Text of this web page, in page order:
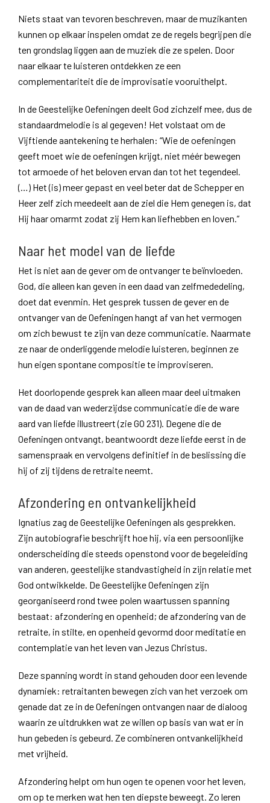
Niets staat van tevoren beschreven, maar de muzikanten
kunnen op elkaar inspelen omdat ze de regels begrijpen die
ten grondslag liggen aan de muziek die ze spelen. Door
naar elkaar te luisteren ontdekken ze een
complementariteit die de improvisatie vooruithelpt.
In de Geestelijke Oefeningen deelt God zichzelf mee, dus de
standaardmelodie is al gegeven! Het volstaat om de
Vijftiende aantekening te herhalen: “Wie de oefeningen
geeft moet wie de oefeningen krijgt, niet méér bewegen
tot armoede of het beloven ervan dan tot het tegendeel.
(…) Het (is) meer gepast en veel beter dat de Schepper en
Heer zelf zich meedeelt aan de ziel die Hem genegen is, dat
Hij haar omarmt zodat zij Hem kan liefhebben en loven.”
Naar het model van de liefde
Het is niet aan de gever om de ontvanger te beïnvloeden.
God, die alleen kan geven in een daad van zelfmededeling,
doet dat evenmin. Het gesprek tussen de gever en de
ontvanger van de Oefeningen hangt af van het vermogen
om zich bewust te zijn van deze communicatie. Naarmate
ze naar de onderliggende melodie luisteren, beginnen ze
hun eigen spontane compositie te improviseren.
Het doorlopende gesprek kan alleen maar deel uitmaken
van de daad van wederzijdse communicatie die de ware
aard van liefde illustreert (zie GO 231). Degene die de
Oefeningen ontvangt, beantwoordt deze liefde eerst in de
samenspraak en vervolgens definitief in de beslissing die
hij of zij tijdens de retraite neemt.
Afzondering en ontvankelijkheid
Ignatius zag de Geestelijke Oefeningen als gesprekken.
Zijn autobiografie beschrijft hoe hij, via een persoonlijke
onderscheiding die steeds openstond voor de begeleiding
van anderen, geestelijke standvastigheid in zijn relatie met
God ontwikkelde. De Geestelijke Oefeningen zijn
georganiseerd rond twee polen waartussen spanning
bestaat: afzondering en openheid; de afzondering van de
retraite, in stilte, en openheid gevormd door meditatie en
contemplatie van het leven van Jezus Christus.
Deze spanning wordt in stand gehouden door een levende
dynamiek: retraitanten bewegen zich van het verzoek om
genade dat ze in de Oefeningen ontvangen naar de dialoog
waarin ze uitdrukken wat ze willen op basis van wat er in
hun gebeden is gebeurd. Ze combineren ontvankelijkheid
met vrijheid.
Afzondering helpt om hun ogen te openen voor het leven,
om op te merken wat hen ten diepste beweegt. Zo leren